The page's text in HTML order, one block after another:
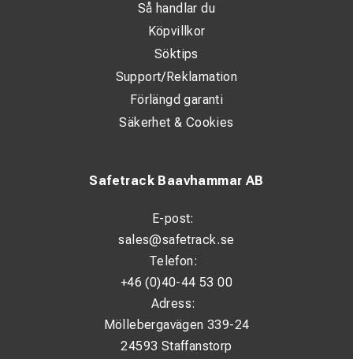
Safetrack Baavhammar AB
E-post:
sales@safetrack.se
Telefon:
+46 (0)40-44 53 00
Adress:
Möllebergavägen 339-24
24593 Staffanstorp
Så handlar du
Köpvillkor
Söktips
Support/Reklamation
Förlängd garanti
Säkerhet & Cookies